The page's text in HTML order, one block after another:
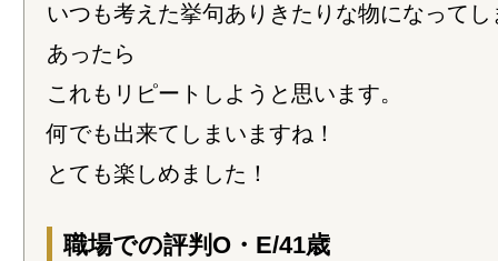
いつも考えた挙句ありきたりな物になって
あったら
これもリピートしようと思います。
何でも出来てしまいますね！
とても楽しめました！
職場での評判O・E/41歳